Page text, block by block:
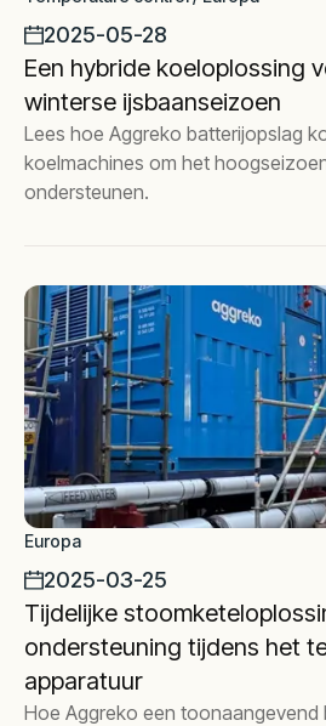
2025-05-28
Een hybride koeloplossing
winterse ijsbaanseizoen
Lees hoe Aggreko batterijopslag
koelmachines om het
ondersteunen.
Europa
2025-03-25
Tijdelijke
ondersteuning tijdens het
apparatuur
Hoe Aggreko een toonaangevend